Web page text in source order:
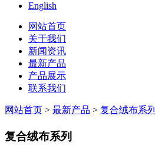
English
网站首页
关于我们
新闻资讯
最新产品
产品展示
联系我们
网站首页 > 最新产品 > 复合绒布系列
复合绒布系列